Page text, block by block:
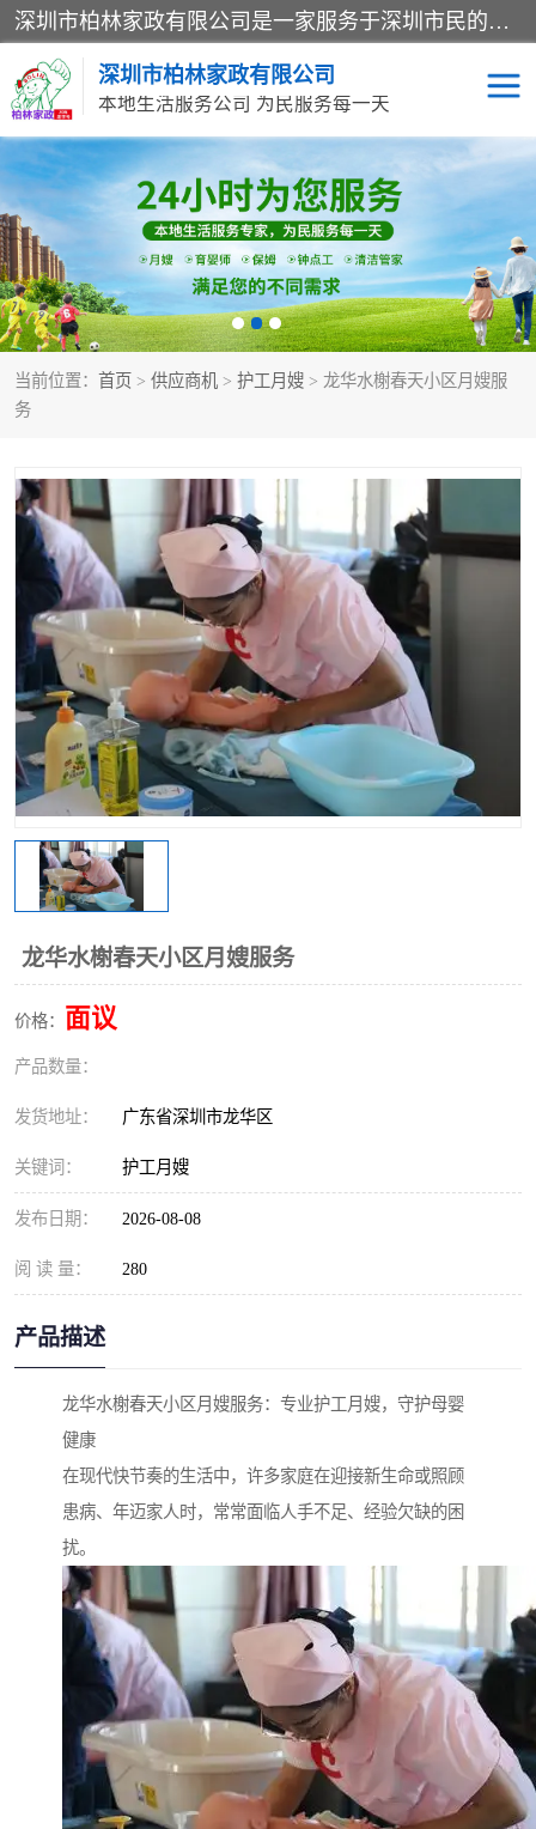
深圳市柏林家政有限公司是一家服务于深圳市民的专业家政公司。致力于为客户提供高质量、多维度的家庭服务，包括养老、母婴、月嫂育婴早教、康复理疗、家电清洗和保洁等方面的专业服务。
深圳市柏林家政有限公司
本地生活服务公司 为民服务每一天
当前位置： 首页 > 供应商机 > 护工月嫂 > 龙华水榭春天小区月嫂服
务
龙华水榭春天小区月嫂服务
价格： 面议
产品数量：
发货地址： 广东省深圳市龙华区
关键词： 护工月嫂
发布日期： 2026-08-08
阅 读 量： 280
产品描述
龙华水榭春天小区月嫂服务：专业护工月嫂，守护母婴
健康
在现代快节奏的生活中，许多家庭在迎接新生命或照顾
患病、年迈家人时，常常面临人手不足、经验欠缺的困
扰。
家居保洁 护工月嫂
家庭保姆 家政服务